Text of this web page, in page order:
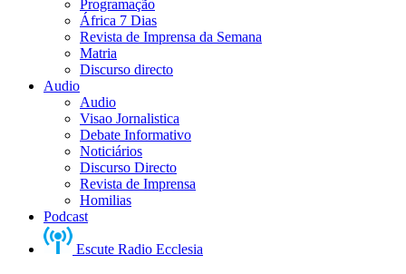
Programação
África 7 Dias
Revista de Imprensa da Semana
Matria
Discurso directo
Audio
Audio
Visao Jornalistica
Debate Informativo
Noticiários
Discurso Directo
Revista de Imprensa
Homilias
Podcast
Escute Radio Ecclesia